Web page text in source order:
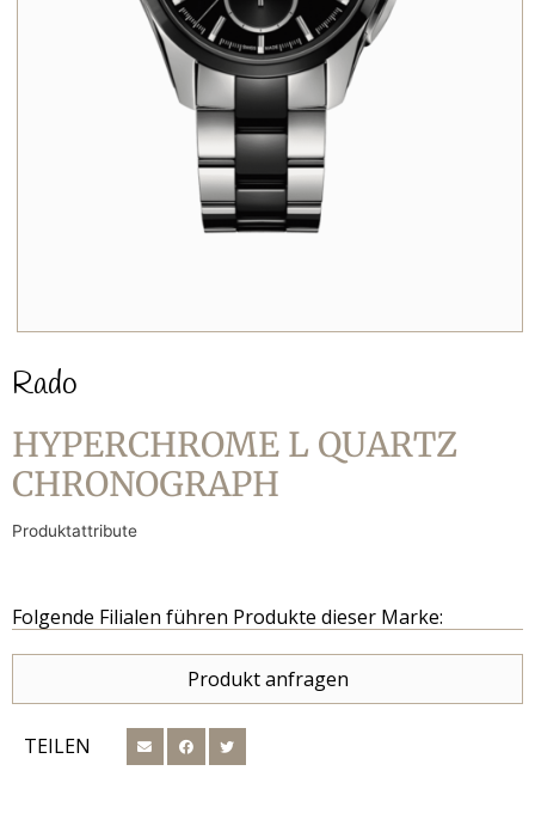
Rado
HYPERCHROME L QUARTZ
CHRONOGRAPH
Produktattribute
Folgende Filialen führen Produkte dieser Marke:
Produkt anfragen
TEILEN